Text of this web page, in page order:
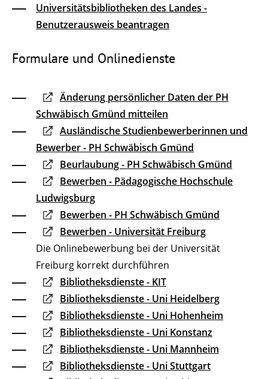
Universitätsbibliotheken des Landes -
Benutzerausweis beantragen
Formulare und Onlinedienste
Änderung persönlicher Daten der PH
Schwäbisch Gmünd mitteilen
Ausländische Studienbewerberinnen und
Bewerber - PH Schwäbisch Gmünd
Beurlaubung - PH Schwäbisch Gmünd
Bewerben - Pädagogische Hochschule
Ludwigsburg
Bewerben - PH Schwäbisch Gmünd
Bewerben - Universität Freiburg
Die Onlinebewerbung bei der Universität
Freiburg korrekt durchführen
Bibliotheksdienste - KIT
Bibliotheksdienste - Uni Heidelberg
Bibliotheksdienste - Uni Hohenheim
Bibliotheksdienste - Uni Konstanz
Bibliotheksdienste - Uni Mannheim
Bibliotheksdienste - Uni Stuttgart